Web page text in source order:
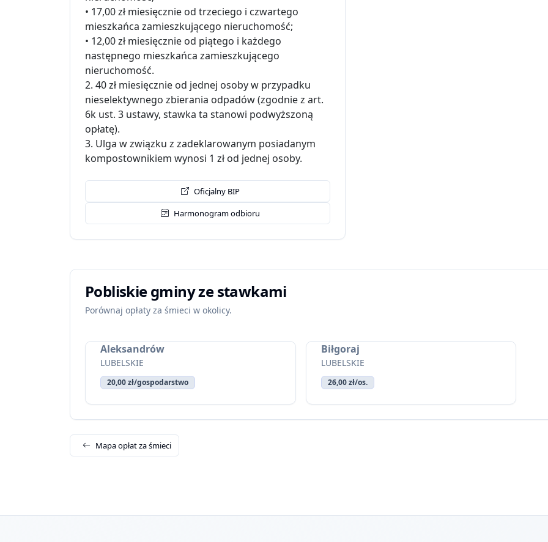
• 17,00 zł miesięcznie od trzeciego i czwartego
mieszkańca zamieszkującego nieruchomość;
• 12,00 zł miesięcznie od piątego i każdego
następnego mieszkańca zamieszkującego
nieruchomość.
2. 40 zł miesięcznie od jednej osoby w przypadku
nieselektywnego zbierania odpadów (zgodnie z art.
6k ust. 3 ustawy, stawka ta stanowi podwyższoną
opłatę).
3. Ulga w związku z zadeklarowanym posiadanym
kompostownikiem wynosi 1 zł od jednej osoby.
Oficjalny BIP
Harmonogram odbioru
Pobliskie gminy ze stawkami
Porównaj opłaty za śmieci w okolicy.
Aleksandrów
LUBELSKIE
20,00 zł/gospodarstwo
Biłgoraj
LUBELSKIE
26,00 zł/os.
Mapa opłat za śmieci